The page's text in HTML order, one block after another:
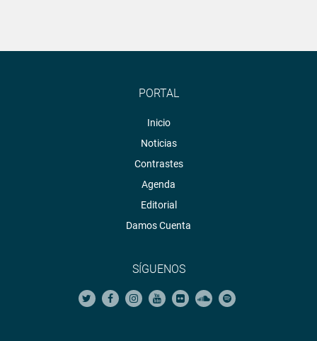
PORTAL
Inicio
Noticias
Contrastes
Agenda
Editorial
Damos Cuenta
SÍGUENOS